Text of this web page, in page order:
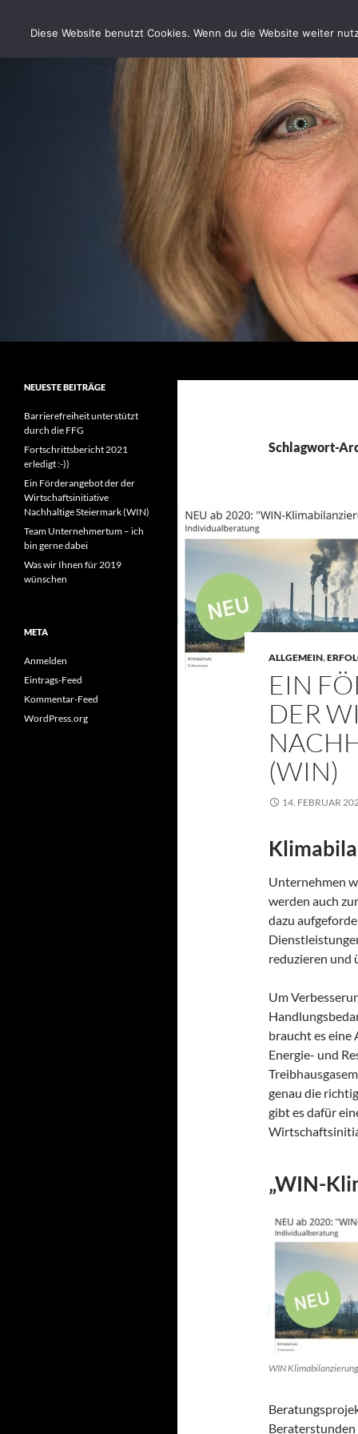
Inhalt
Schlagwort-
ALLGEMEIN,
EIN
DER
(WIN)
14. FEBRUAR
Unternehmen
werden auch
dazu
reduzieren und
Um
braucht es eine
Energie- und
genau die
gibt es dafür
„WIN-
WIN
mehr interaktive, respektvolle
NEUESTE BEITRÄGE
Barrierefreiheit unterstützt
durch die FFG
Fortschrittsbericht 2021
erledigt :-))
Ein Förderangebot der der
Wirtschaftsinitiative
Nachhaltige Steiermark (WIN)
Team Unternehmertum – ich
bin gerne dabei
Was wir Ihnen für 2019
wünschen
META
Anmelden
Eintrags-Feed
Kommentar-Feed
WordPress.org
Diese Website benutzt Cookies. Wenn du die Website weiter